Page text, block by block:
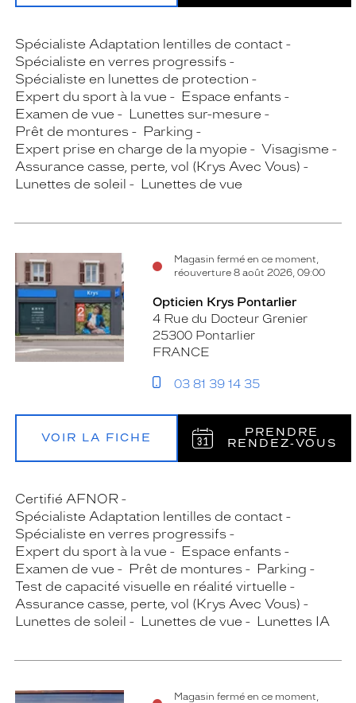
Spécialiste Adaptation lentilles de contact
Spécialiste en verres progressifs
Spécialiste en lunettes de protection
Expert du sport à la vue
Espace enfants
Examen de vue
Lunettes sur-mesure
Prêt de montures
Parking
Expert prise en charge de la myopie
Visagisme
Assurance casse, perte, vol (Krys Avec Vous)
Lunettes de soleil
Lunettes de vue
Magasin fermé en ce moment,
réouverture 8 août 2026, 09:00
Opticien Krys Pontarlier
4 Rue du Docteur Grenier
25300 Pontarlier
FRANCE
03 81 39 14 35
VOIR LA FICHE
PRENDRE
RENDEZ‑VOUS
Certifié AFNOR
Spécialiste Adaptation lentilles de contact
Spécialiste en verres progressifs
Expert du sport à la vue
Espace enfants
Examen de vue
Prêt de montures
Parking
Test de capacité visuelle en réalité virtuelle
Assurance casse, perte, vol (Krys Avec Vous)
Lunettes de soleil
Lunettes de vue Lunettes IA
Magasin fermé en ce moment,